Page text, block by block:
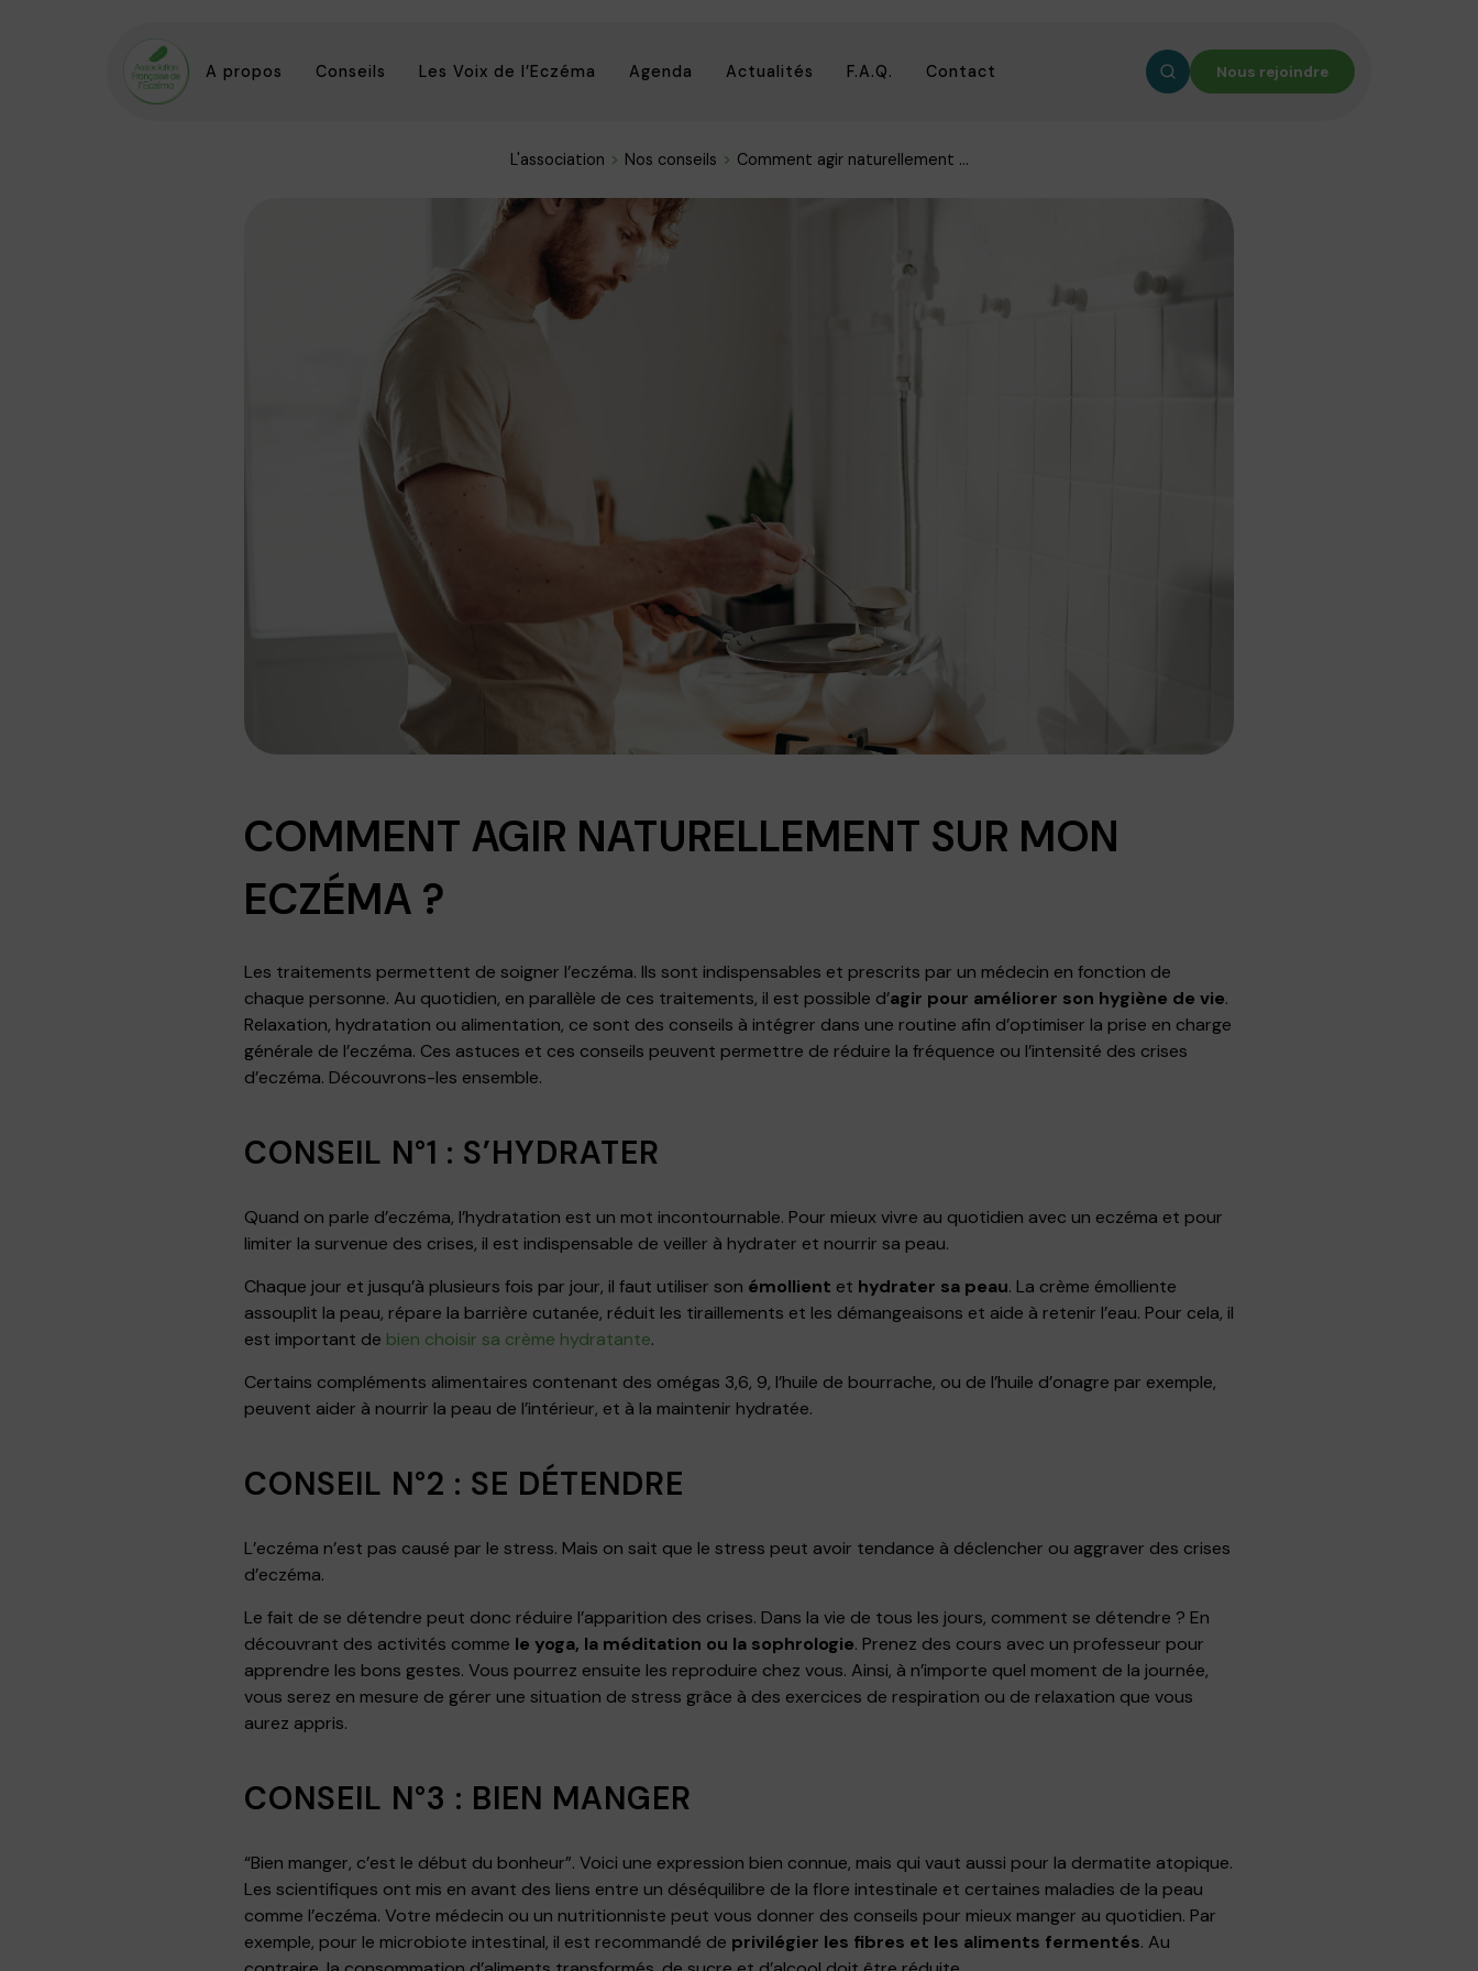
A propos Conseils Les Voix de l’Eczéma Agenda Actualités F.A.Q. Contact Nous rejoindre
L'association Nos conseils Comment agir naturellement ...
COMMENT AGIR NATURELLEMENT SUR MON
ECZÉMA ?
Les traitements permettent de soigner l’eczéma. Ils sont indispensables et prescrits par un médecin en fonction de
chaque personne. Au quotidien, en parallèle de ces traitements, il est possible d’agir pour améliorer son hygiène de vie.
Relaxation, hydratation ou alimentation, ce sont des conseils à intégrer dans une routine afin d’optimiser la prise en charge
générale de l’eczéma. Ces astuces et ces conseils peuvent permettre de réduire la fréquence ou l’intensité des crises
d’eczéma. Découvrons-les ensemble.
CONSEIL N°1 : S’HYDRATER
Quand on parle d’eczéma, l’hydratation est un mot incontournable. Pour mieux vivre au quotidien avec un eczéma et pour
limiter la survenue des crises, il est indispensable de veiller à hydrater et nourrir sa peau.
Chaque jour et jusqu’à plusieurs fois par jour, il faut utiliser son émollient et hydrater sa peau. La crème émolliente
assouplit la peau, répare la barrière cutanée, réduit les tiraillements et les démangeaisons et aide à retenir l’eau. Pour cela, il
est important de bien choisir sa crème hydratante.
Certains compléments alimentaires contenant des omégas 3,6, 9, l’huile de bourrache, ou de l’huile d’onagre par exemple,
peuvent aider à nourrir la peau de l’intérieur, et à la maintenir hydratée.
CONSEIL N°2 : SE DÉTENDRE
L’eczéma n’est pas causé par le stress. Mais on sait que le stress peut avoir tendance à déclencher ou aggraver des crises
d’eczéma.
Le fait de se détendre peut donc réduire l’apparition des crises. Dans la vie de tous les jours, comment se détendre ? En
découvrant des activités comme le yoga, la méditation ou la sophrologie. Prenez des cours avec un professeur pour
apprendre les bons gestes. Vous pourrez ensuite les reproduire chez vous. Ainsi, à n’importe quel moment de la journée,
vous serez en mesure de gérer une situation de stress grâce à des exercices de respiration ou de relaxation que vous
aurez appris.
CONSEIL N°3 : BIEN MANGER
“Bien manger, c’est le début du bonheur”. Voici une expression bien connue, mais qui vaut aussi pour la dermatite atopique.
Les scientifiques ont mis en avant des liens entre un déséquilibre de la flore intestinale et certaines maladies de la peau
comme l’eczéma. Votre médecin ou un nutritionniste peut vous donner des conseils pour mieux manger au quotidien. Par
exemple, pour le microbiote intestinal, il est recommandé de privilégier les fibres et les aliments fermentés. Au